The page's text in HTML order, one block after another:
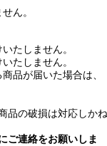
ん。
たしません。
たしません。
品が届いた場合は、
品の破損は対応しかね
ご連絡をお願いしま